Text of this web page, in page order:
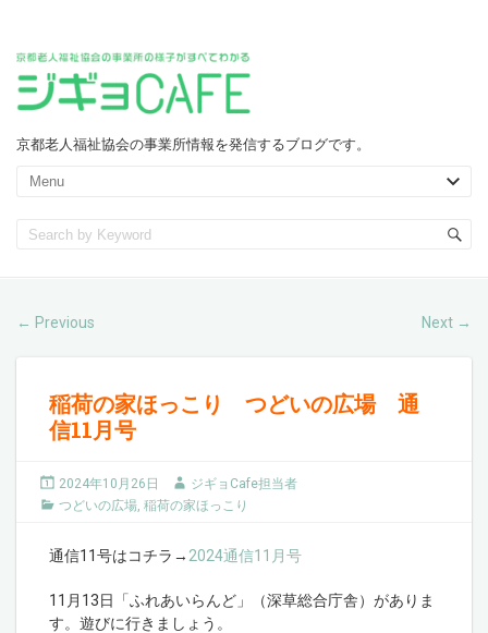
京都老人福祉協会の事業所情報を発信するブログです。
← Previous Next →
稲荷の家ほっこり つどいの広場 通
信11月号
2024年10月26日
ジギョCafe担当者
つどいの広場, 稲荷の家ほっこり
通信11号はコチラ→ 2024通信11月号
11月13日「ふれあいらんど」（深草総合庁舎）がありま
す。遊びに行きましょう。